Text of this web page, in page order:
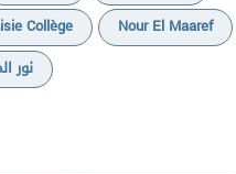
Collège
Nour El Maaref
نور